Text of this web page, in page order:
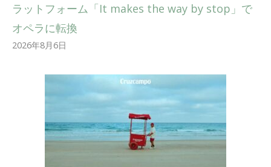
ラットフォーム「It makes the way by stop」で
オペラに転換
2026年8月6日